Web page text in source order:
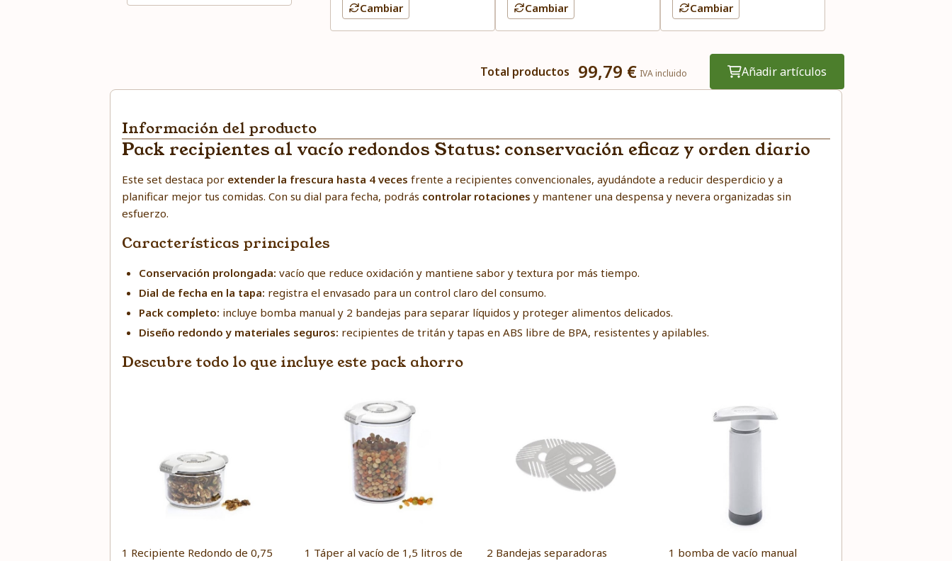
Cambiar Cambiar Cambiar
Total productos 99,79 € IVA incluido Añadir artículos
Información del producto
Pack recipientes al vacío redondos Status: conservación eficaz y orden diario
Este set destaca por extender la frescura hasta 4 veces frente a recipientes convencionales, ayudándote a reducir desperdicio y a
planificar mejor tus comidas. Con su dial para fecha, podrás controlar rotaciones y mantener una despensa y nevera organizadas sin
esfuerzo.
Características principales
Conservación prolongada: vacío que reduce oxidación y mantiene sabor y textura por más tiempo.
Dial de fecha en la tapa: registra el envasado para un control claro del consumo.
Pack completo: incluye bomba manual y 2 bandejas para separar líquidos y proteger alimentos delicados.
Diseño redondo y materiales seguros: recipientes de tritán y tapas en ABS libre de BPA, resistentes y apilables.
Descubre todo lo que incluye este pack ahorro
1 Recipiente Redondo de 0,75
1 Táper al vacío de 1,5 litros de
2 Bandejas separadoras
1 bomba de vacío manual